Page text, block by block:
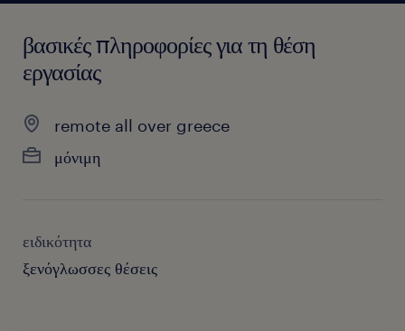
βασικές πληροφορίες για τη θέση
εργασίας
remote all over greece
μόνιμη
ειδικότητα
ξενόγλωσσες θέσεις